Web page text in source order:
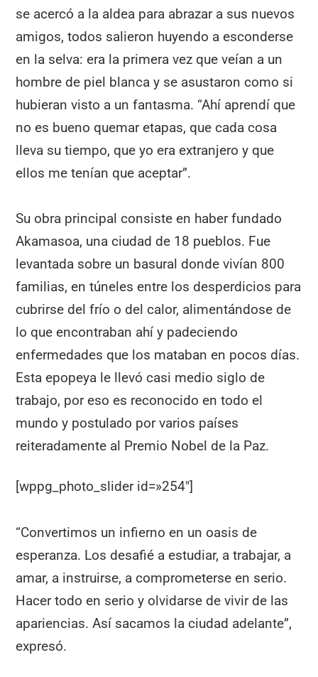
se acercó a la aldea para abrazar a sus nuevos
amigos, todos salieron huyendo a esconderse
en la selva: era la primera vez que veían a un
hombre de piel blanca y se asustaron como si
hubieran visto a un fantasma. “Ahí aprendí que
no es bueno quemar etapas, que cada cosa
lleva su tiempo, que yo era extranjero y que
ellos me tenían que aceptar”.
Su obra principal consiste en haber fundado
Akamasoa, una ciudad de 18 pueblos. Fue
levantada sobre un basural donde vivían 800
familias, en túneles entre los desperdicios para
cubrirse del frío o del calor, alimentándose de
lo que encontraban ahí y padeciendo
enfermedades que los mataban en pocos días.
Esta epopeya le llevó casi medio siglo de
trabajo, por eso es reconocido en todo el
mundo y postulado por varios países
reiteradamente al Premio Nobel de la Paz.
[wppg_photo_slider id=»254″]
“Convertimos un infierno en un oasis de
esperanza. Los desafié a estudiar, a trabajar, a
amar, a instruirse, a comprometerse en serio.
Hacer todo en serio y olvidarse de vivir de las
apariencias. Así sacamos la ciudad adelante”,
expresó.